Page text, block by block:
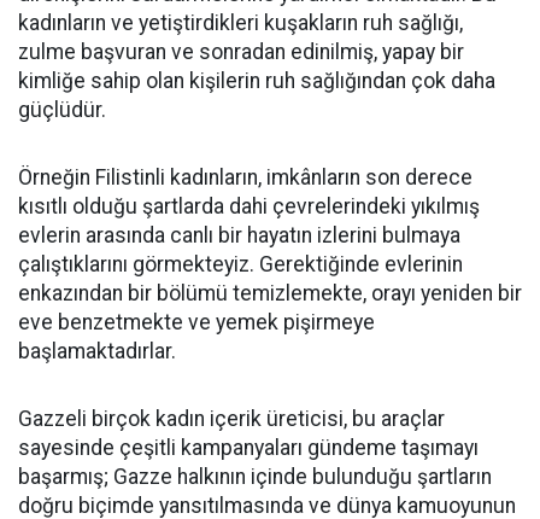
kadınların ve yetiştirdikleri kuşakların ruh sağlığı,
zulme başvuran ve sonradan edinilmiş, yapay bir
kimliğe sahip olan kişilerin ruh sağlığından çok daha
güçlüdür.
Örneğin Filistinli kadınların, imkânların son derece
kısıtlı olduğu şartlarda dahi çevrelerindeki yıkılmış
evlerin arasında canlı bir hayatın izlerini bulmaya
çalıştıklarını görmekteyiz. Gerektiğinde evlerinin
enkazından bir bölümü temizlemekte, orayı yeniden bir
eve benzetmekte ve yemek pişirmeye
başlamaktadırlar.
Gazzeli birçok kadın içerik üreticisi, bu araçlar
sayesinde çeşitli kampanyaları gündeme taşımayı
başarmış; Gazze halkının içinde bulunduğu şartların
doğru biçimde yansıtılmasında ve dünya kamuoyunun